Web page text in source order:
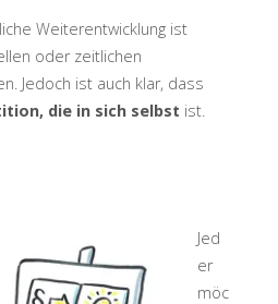
Weiterentwicklung ist
oder zeitlichen
Jedoch ist auch klar, dass
die in sich selbst ist.
Jed
er
möc